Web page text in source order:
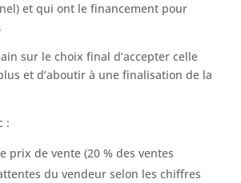
et qui ont le financement pour
sur le choix final d’accepter celle
et d’aboutir à une finalisation de la
:
prix de vente (20 % des ventes
du vendeur selon les chiffres